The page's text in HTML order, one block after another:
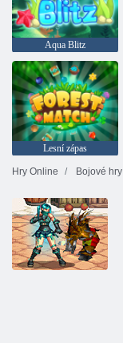
Aqua Blitz
Lesní zápas
Hry Online
Bojové hry